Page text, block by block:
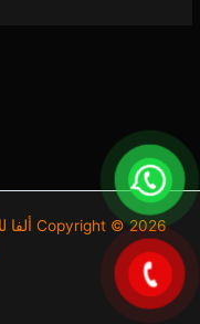
Copyright © 2026 ألفا للأنظمة الأمنية | Powered by